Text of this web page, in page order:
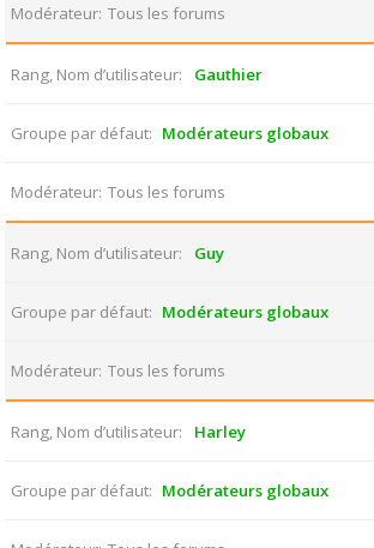
Modérateur Tous les forums
Rang, Nom d’utilisateur Gauthier
Groupe par défaut Modérateurs globaux
Modérateur Tous les forums
Rang, Nom d’utilisateur Guy
Groupe par défaut Modérateurs globaux
Modérateur Tous les forums
Rang, Nom d’utilisateur Harley
Groupe par défaut Modérateurs globaux